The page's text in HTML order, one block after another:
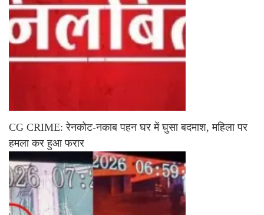
CG CRIME: रेनकोट-नकाब पहन घर में घुसा बदमाश, महिला पर
हमला कर हुआ फरार